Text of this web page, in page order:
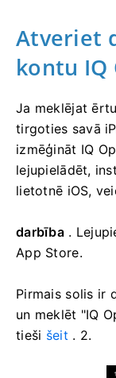
Atveriet
kontu
Ja meklējat
tirgoties savā
izmēģināt IQ
lejupielādēt,
lietotnē iOS,
darbība.
App Store.
Pirmais solis ir
un meklēt "IQ
tieši šeit . 2.